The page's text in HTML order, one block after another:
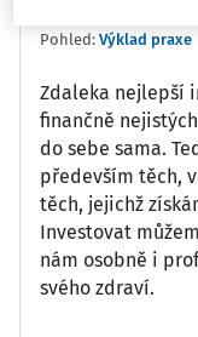
Pohled: Výklad praxe
Zdaleka nejlepší
finančně
do sebe sama.
především těch,
těch, jejichž
Investovat
nám osobně i
svého zdraví.